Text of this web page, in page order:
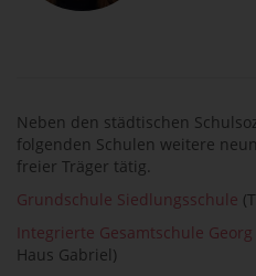
Neben den städtischen
folgenden Schulen weitere
freier Träger tätig.
Grundschule Siedlungsschule
Integrierte Gesamtschule
Haus Gabriel)